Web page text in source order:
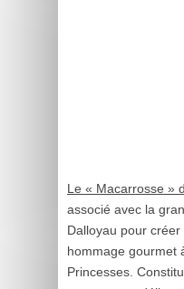
Le « Macarrosse »
associé avec la
Dalloyau pour
hommage gourmet
Princesses.